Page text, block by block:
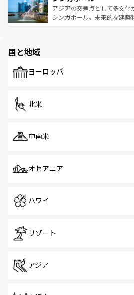
が待っている。親しみやす
た文化、そして多様な観光資
ており、効率よく見どころ
うな絶景から文化的な体験ま
アジアの交差点として多文
シンガポール。未来的な建築
で、ホーカーズは地元の風情
国と地域
ヨーロッパ
北米
中南米
オセアニア
ハワイ
リゾート
アジア